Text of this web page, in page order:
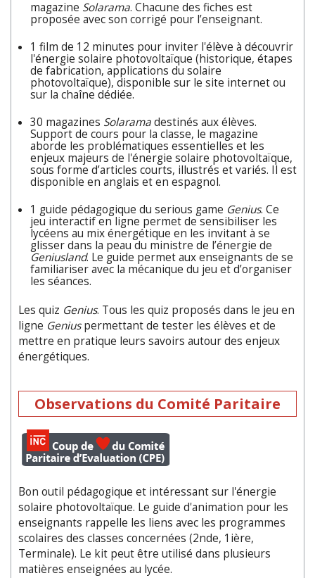
magazine Solarama. Chacune des fiches est
proposée avec son corrigé pour l’enseignant.
1 film de 12 minutes pour inviter l'élève à découvrir
l'énergie solaire photovoltaïque (historique, étapes
de fabrication, applications du solaire
photovoltaïque), disponible sur le site internet ou
sur la chaîne dédiée.
30 magazines Solaramadestinés aux élèves.
Support de cours pour la classe, le magazine
aborde les problématiques essentielles et les
enjeux majeurs de l'énergie solaire photovoltaïque,
sous forme d’articles courts, illustrés et variés. Il est
disponible en anglais et en espagnol.
1 guide pédagogique du serious game Genius. Ce
jeu interactif en ligne permet de sensibiliser les
lycéens au mix énergétique en les invitant à se
glisser dans la peau du ministre de l’énergie de
Geniusland. Le guide permet aux enseignants de se
familiariser avec la mécanique du jeu et d’organiser
les séances.
Les quiz Genius. Tous les quiz proposés dans le jeu en
ligne Geniuspermettant de tester les élèves et de
mettre en pratique leurs savoirs autour des enjeux
énergétiques.
Observations du Comité Paritaire
Bon outil pédagogique et intéressant sur l'énergie
solaire photovoltaïque. Le guide d'animation pour les
enseignants rappelle les liens avec les programmes
scolaires des classes concernées (2nde, 1ière,
Terminale). Le kit peut être utilisé dans plusieurs
matières enseignées au lycée.